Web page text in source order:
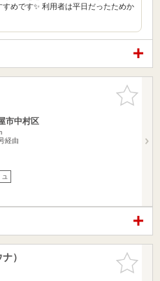
めです✨ 利用者は平日だったためか
お気に入
りに追加
市中村区
経由
お気に入
りに追加
）